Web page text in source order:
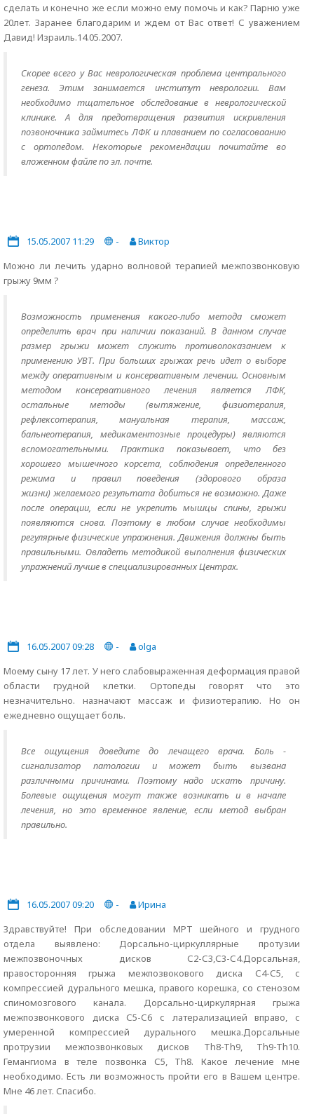
сделать и конечно же если можно ему помочь и как? Парню уже
20лет. Заранее благодарим и ждем от Вас ответ! С уважением
Давид! Израиль.14.05.2007.
Скорее всего у Вас неврологическая проблема центрального
генеза. Этим занимается институт неврологии. Вам
необходимо тщательное обследование в неврологической
клинике. А для предотвращения развития искривления
позвоночника займитесь ЛФК и плаванием по согласоваанию
с ортопедом. Некоторые рекомендации почитайте во
вложенном файле по эл. почте.
15.05.2007 11:29 -
Виктор
Можно ли лечить ударно волновой терапией межпозвонковую
грыжу 9мм ?
Возможность применения какого-либо метода сможет
определить врач при наличии показаний. В данном случае
размер грыжи может служить противопоказанием к
применению УВТ. При больших грыжах речь идет о выборе
между оперативным и консервативным лечении. Основным
методом консервативного лечения является ЛФК,
остальные методы (вытяжение, физиотерапия,
рефлексотерапия, мануальная терапия, массаж,
бальнеотерапия, медикаментозные процедуры) являются
вспомогательными. Практика показывает, что без
хорошего мышечного корсета, соблюдения определенного
режима и правил поведения (здорового образа
жизни) желаемого результата добиться не возможно. Даже
после операции, если не укрепить мышцы спины, грыжи
появляются снова. Поэтому в любом случае необходимы
регулярные физические упражнения. Движения должны быть
правильными. Овладеть методикой выполнения физических
упражнений лучше в специализированных Центрах.
16.05.2007 09:28 -
olga
Моему сыну 17 лет. У него слабовыраженная деформация правой
области грудной клетки. Ортопеды говорят что это
незначительно. назначают массаж и физиотерапию. Но он
ежедневно ощущает боль.
Все ощущения доведите до лечащего врача. Боль -
сигнализатор патологии и может быть вызвана
различными причинами. Поэтому надо искать причину.
Болевые ощущения могут также возникать и в начале
лечения, но это временное явление, если метод выбран
правильно.
16.05.2007 09:20 -
Ирина
Здравствуйте! При обследовании МРТ шейного и грудного
отдела выявлено: Дорсально-циркуллярные протузии
межпозвоночных дисков С2-С3,С3-С4.Дорсальная,
правосторонняя грыжа межпозвокового диска С4-С5, с
компрессией дурального мешка, правого корешка, со стенозом
спиномозгового канала. Дорсально-циркулярная грыжа
межпозвонкового диска С5-С6 с латерализацией вправо, с
умеренной компрессией дурального мешка.Дорсальные
протрузии межпозвонковых дисков Th8-Th9, Th9-Th10.
Гемангиома в теле позвонка С5, Тh8. Какое лечение мне
необходимо. Есть ли возможность пройти его в Вашем центре.
Мне 46 лет. Спасибо.